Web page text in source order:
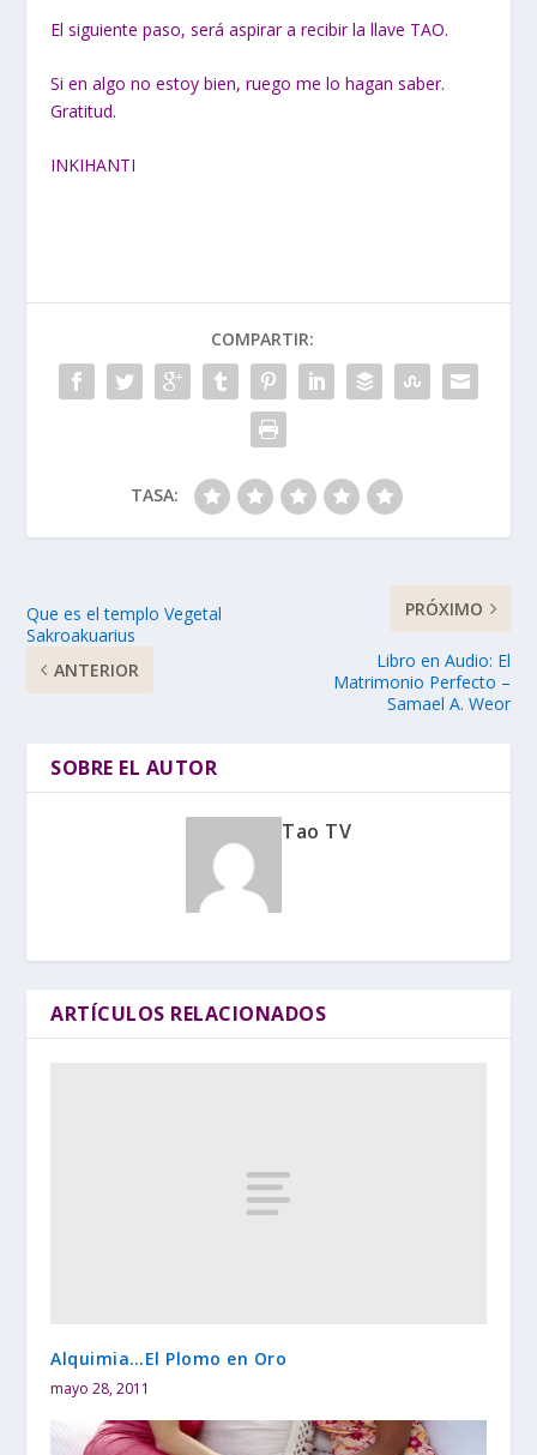
El siguiente paso, será aspirar a recibir la llave TAO.
Si en algo no estoy bien, ruego me lo hagan saber.
Gratitud.
INKIHANTI
COMPARTIR:
TASA:
Que es el templo Vegetal
Sakroakuarius
ANTERIOR
PRÓXIMO
Libro en Audio: El
Matrimonio Perfecto –
Samael A. Weor
SOBRE EL AUTOR
Tao TV
ARTÍCULOS RELACIONADOS
Alquimia…El Plomo en Oro
mayo 28, 2011